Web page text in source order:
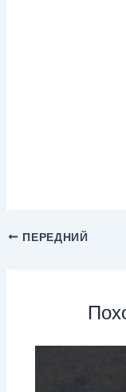
ПЕРЕДНИЙ